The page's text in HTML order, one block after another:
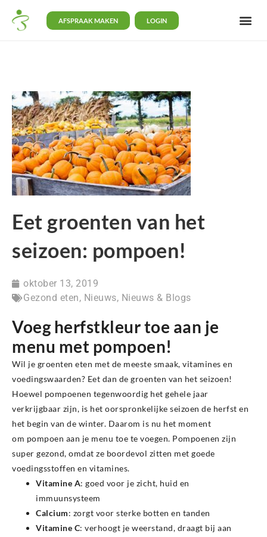
AFSPRAAK MAKEN LOGIN
Eet groenten van het
seizoen: pompoen!
oktober 13, 2019
Gezond eten, Nieuws, Nieuws & Blogs
Voeg herfstkleur toe aan je
menu met pompoen!
Wil je groenten eten met de meeste smaak, vitamines en
voedingswaarden? Eet dan de groenten van het seizoen!
Hoewel pompoenen tegenwoordig het gehele jaar
verkrijgbaar zijn, is het oorspronkelijke seizoen de herfst en
het begin van de winter. Daarom is nu het moment
om pompoen aan je menu toe te voegen. Pompoenen zijn
super gezond, omdat ze boordevol zitten met goede
voedingsstoffen en vitamines.
Vitamine A: goed voor je zicht, huid en
immuunsysteem
Calcium: zorgt voor sterke botten en tanden
Vitamine C: verhoogt je weerstand, draagt bij aan